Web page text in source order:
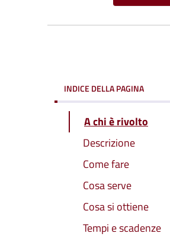
INDICE DELLA PAGINA
A chi è rivolto
Descrizione
Come fare
Cosa serve
Cosa si ottiene
Tempi e scadenze